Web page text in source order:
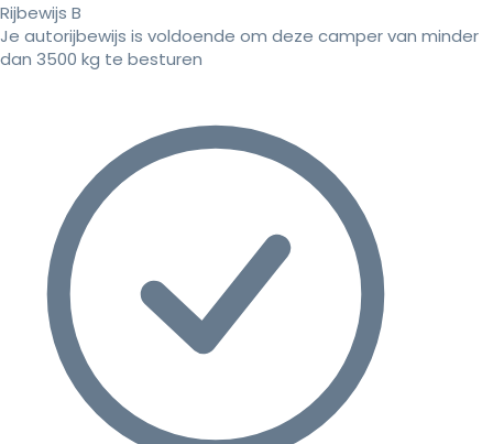
Rijbewijs B
Je autorijbewijs is voldoende om deze camper van minder
dan 3500 kg te besturen